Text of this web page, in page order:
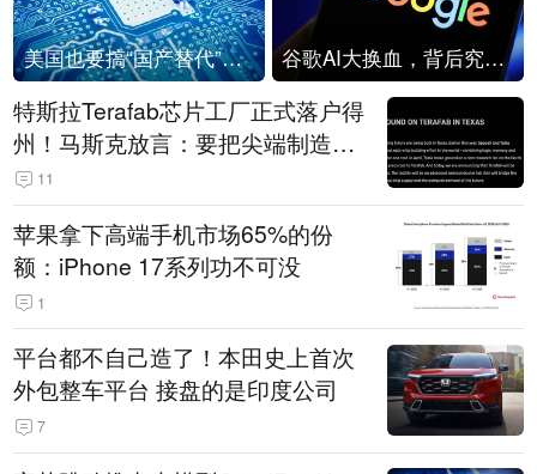
美国也要搞“国产替代”？先算清三笔账 谷歌AI大换血，背后究竟发生了什么？
特斯拉Terafab芯片工厂正式落户得
州！马斯克放言：要把尖端制造带
回美国
11
苹果拿下高端手机市场65%的份
额：iPhone 17系列功不可没
1
平台都不自己造了！本田史上首次
外包整车平台 接盘的是印度公司
7